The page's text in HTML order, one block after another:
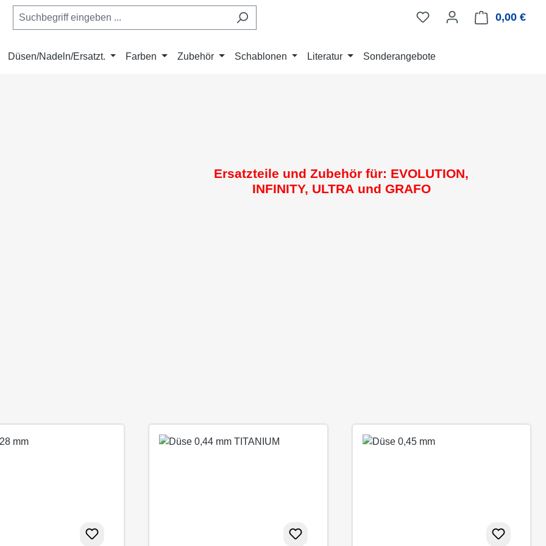
0,00 €
Düsen/Nadeln/Ersatzt. Farben Zubehör Schablonen Literatur Sonderangebote
Ersatzteile und Zubehör für: EVOLUTION,
INFINITY, ULTRA und GRAFO